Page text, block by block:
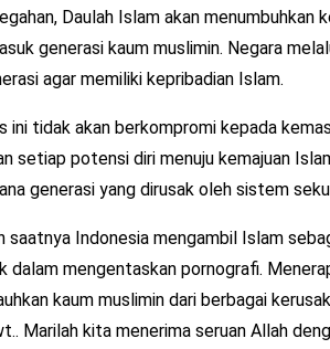
Daulah Islam akan menumbuhkan
generasi kaum muslimin. Negara
agar memiliki kepribadian Islam.
ini tidak akan berkompromi kepada
setiap potensi diri menuju kemajuan
generasi yang dirusak oleh sistem
saatnya Indonesia mengambil Islam
dalam mengentaskan pornografi.
kaum muslimin dari berbagai
Marilah kita menerima seruan Allah